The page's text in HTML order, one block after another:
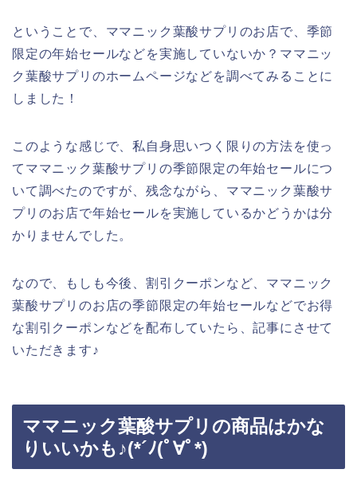
ということで、ママニック葉酸サプリのお店で、季節
限定の年始セールなどを実施していないか？ママニッ
ク葉酸サプリのホームページなどを調べてみることに
しました！
このような感じで、私自身思いつく限りの方法を使っ
てママニック葉酸サプリの季節限定の年始セールにつ
いて調べたのですが、残念ながら、ママニック葉酸サ
プリのお店で年始セールを実施しているかどうかは分
かりませんでした。
なので、もしも今後、割引クーポンなど、ママニック
葉酸サプリのお店の季節限定の年始セールなどでお得
な割引クーポンなどを配布していたら、記事にさせて
いただきます♪
ママニック葉酸サプリの商品はかな
りいいかも♪(*´ﾉ(ﾟ∀ﾟ*)